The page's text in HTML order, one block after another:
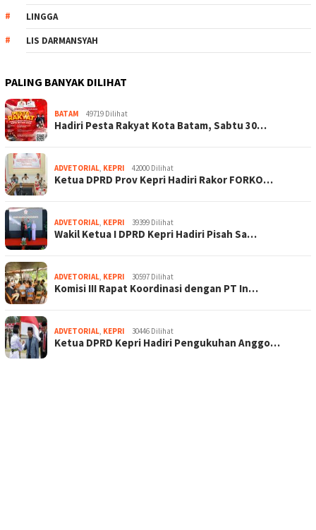
LINGGA
LIS DARMANSYAH
PALING BANYAK DILIHAT
BATAM 49719 Dilihat
Hadiri Pesta Rakyat Kota Batam, Sabtu 30…
ADVETORIAL, KEPRI 42000 Dilihat
Ketua DPRD Prov Kepri Hadiri Rakor FORKO…
ADVETORIAL, KEPRI 39399 Dilihat
Wakil Ketua I DPRD Kepri Hadiri Pisah Sa…
ADVETORIAL, KEPRI 30597 Dilihat
Komisi III Rapat Koordinasi dengan PT In…
ADVETORIAL, KEPRI 30446 Dilihat
Ketua DPRD Kepri Hadiri Pengukuhan Anggo…